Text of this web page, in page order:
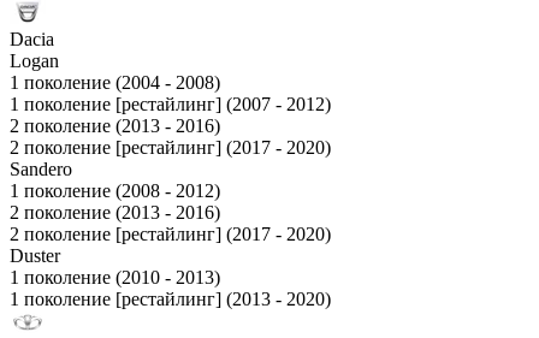
Dacia
Logan
1 поколение (2004 - 2008)
1 поколение [рестайлинг] (2007 - 2012)
2 поколение (2013 - 2016)
2 поколение [рестайлинг] (2017 - 2020)
Sandero
1 поколение (2008 - 2012)
2 поколение (2013 - 2016)
2 поколение [рестайлинг] (2017 - 2020)
Duster
1 поколение (2010 - 2013)
1 поколение [рестайлинг] (2013 - 2020)